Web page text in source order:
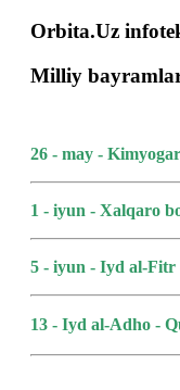
Orbita.Uz
Milliy
26 - may -
1 - iyun - Xalqaro
5 - iyun - Iyd al-Fitr
13 - Iyd al-Adho -